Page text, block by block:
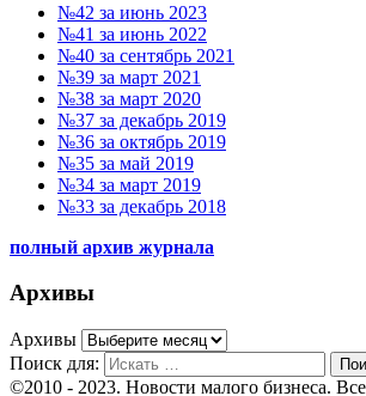
№42 за июнь 2023
№41 за июнь 2022
№40 за сентябрь 2021
№39 за март 2021
№38 за март 2020
№37 за декабрь 2019
№36 за октябрь 2019
№35 за май 2019
№34 за март 2019
№33 за декабрь 2018
полный архив журнала
Архивы
Архивы
Поиск для:
©2010 - 2023. Новости малого бизнеса.